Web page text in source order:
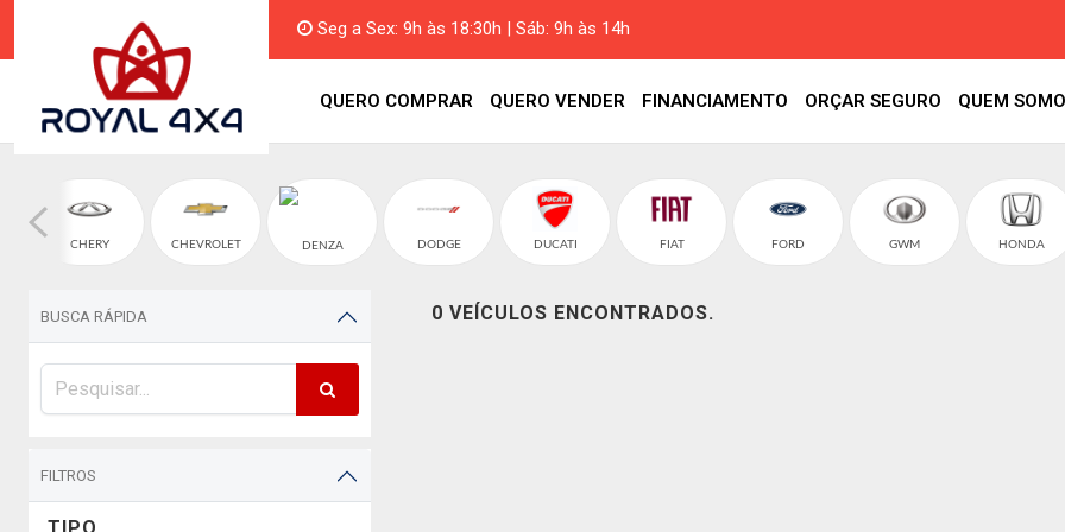
Seg a Sex: 9h às 18:30h | Sáb: 9h às 14h
QUERO COMPRAR QUERO VENDER FINANCIAMENTO ORÇAR SEGURO QUEM
CHERY CHEVROLET DENZA DODGE DUCATI FIAT FORD GWM HONDA
BUSCA RÁPIDA
FILTROS
0 VEÍCULOS ENCONTRADOS.